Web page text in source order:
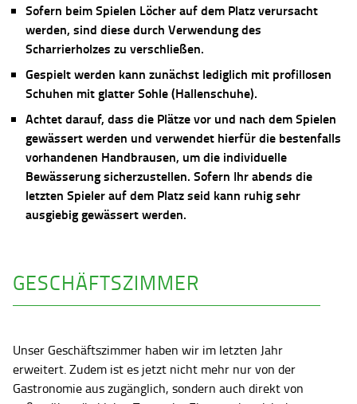
Sofern beim Spielen Löcher auf dem Platz verursacht
werden, sind diese durch Verwendung des
Scharrierholzes zu verschließen.
Gespielt werden kann zunächst lediglich mit profillosen
Schuhen mit glatter Sohle (Hallenschuhe).
Achtet darauf, dass die Plätze vor und nach dem Spielen
gewässert werden und verwendet hierfür die bestenfalls
vorhandenen Handbrausen, um die individuelle
Bewässerung sicherzustellen. Sofern Ihr abends die
letzten Spieler auf dem Platz seid kann ruhig sehr
ausgiebig gewässert werden.
GESCHÄFTSZIMMER
Unser Geschäftszimmer haben wir im letzten Jahr
erweitert. Zudem ist es jetzt nicht mehr nur von der
Gastronomie aus zugänglich, sondern auch direkt von